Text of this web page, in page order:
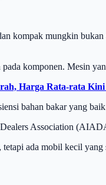
kompak mungkin
komponen. Mesin
Harga Rata-rata Kini
bahan bakar yang
Association
ada mobil kecil